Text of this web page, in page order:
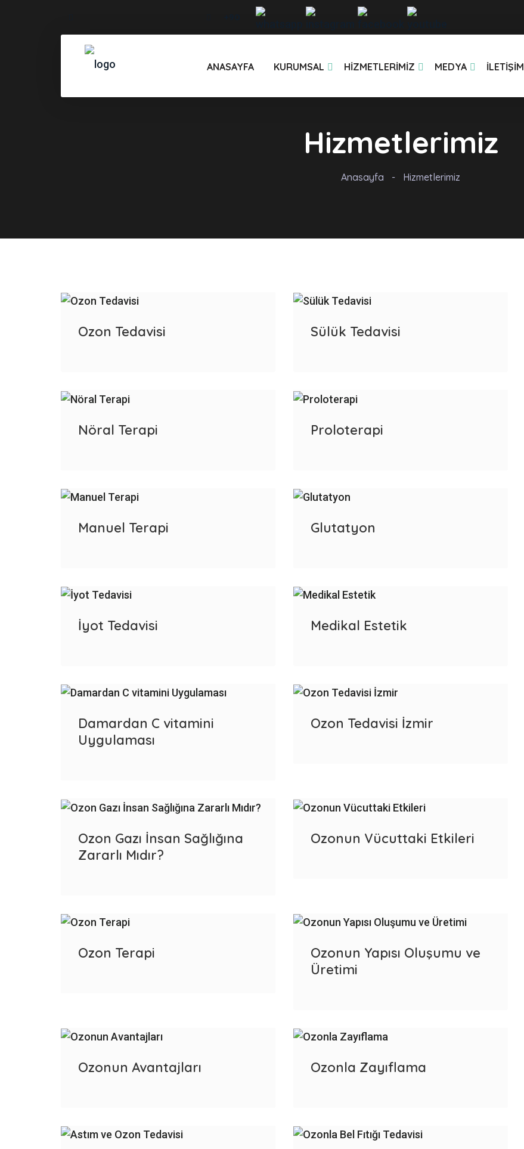
info@drmehmetozkent.com
232 487
ANASAYFA KURUMSAL HIZMETLERIMIZ MEDYA İLETIŞIM
Hizmetlerimiz
Anasayfa - Hizmetlerimiz
Ozon Tedavisi Sülük Tedavisi
Nöral Terapi Proloterapi
Manuel Terapi Glutatyon
İyot Tedavisi Medikal Estetik
Damardan C vitamini
Uygulaması
Ozon Tedavisi İzmir
Ozon Gazı İnsan Sağlığına
Zararlı Mıdır?
Ozonun Vücuttaki Etkileri
Ozon Terapi
Ozonun Yapısı Oluşumu ve
Üretimi
Ozonun Avantajları Ozonla Zayıflama